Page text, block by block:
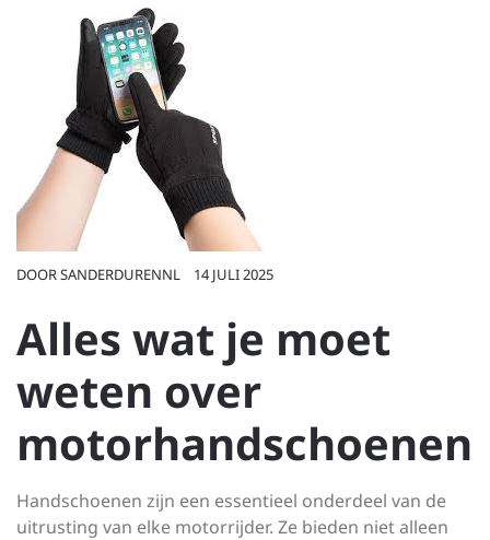
DOORSANDERDURENNL 14 JULI 2025
Alles wat je moet
weten over
motorhandschoenen
Handschoenen zijn een essentieel onderdeel van de
uitrusting van elke motorrijder. Ze bieden niet alleen